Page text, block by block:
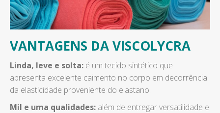
VANTAGENS DA VISCOLYCRA
Linda, leve e solta: é um tecido sintético que
apresenta excelente caimento no corpo em decorrência
da elasticidade proveniente do elastano.
Mil e uma qualidades: além de entregar versatilidade e